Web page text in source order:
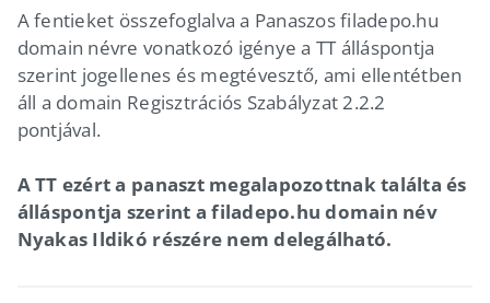
A fentieket összefoglalva a Panaszos filadepo.hu
domain névre vonatkozó igénye a TT álláspontja
szerint jogellenes és megtévesztő, ami ellentétben
áll a domain Regisztrációs Szabályzat 2.2.2
pontjával.
A TT ezért a panaszt megalapozottnak találta és
álláspontja szerint a filadepo.hu domain név
Nyakas Ildikó részére nem delegálható.